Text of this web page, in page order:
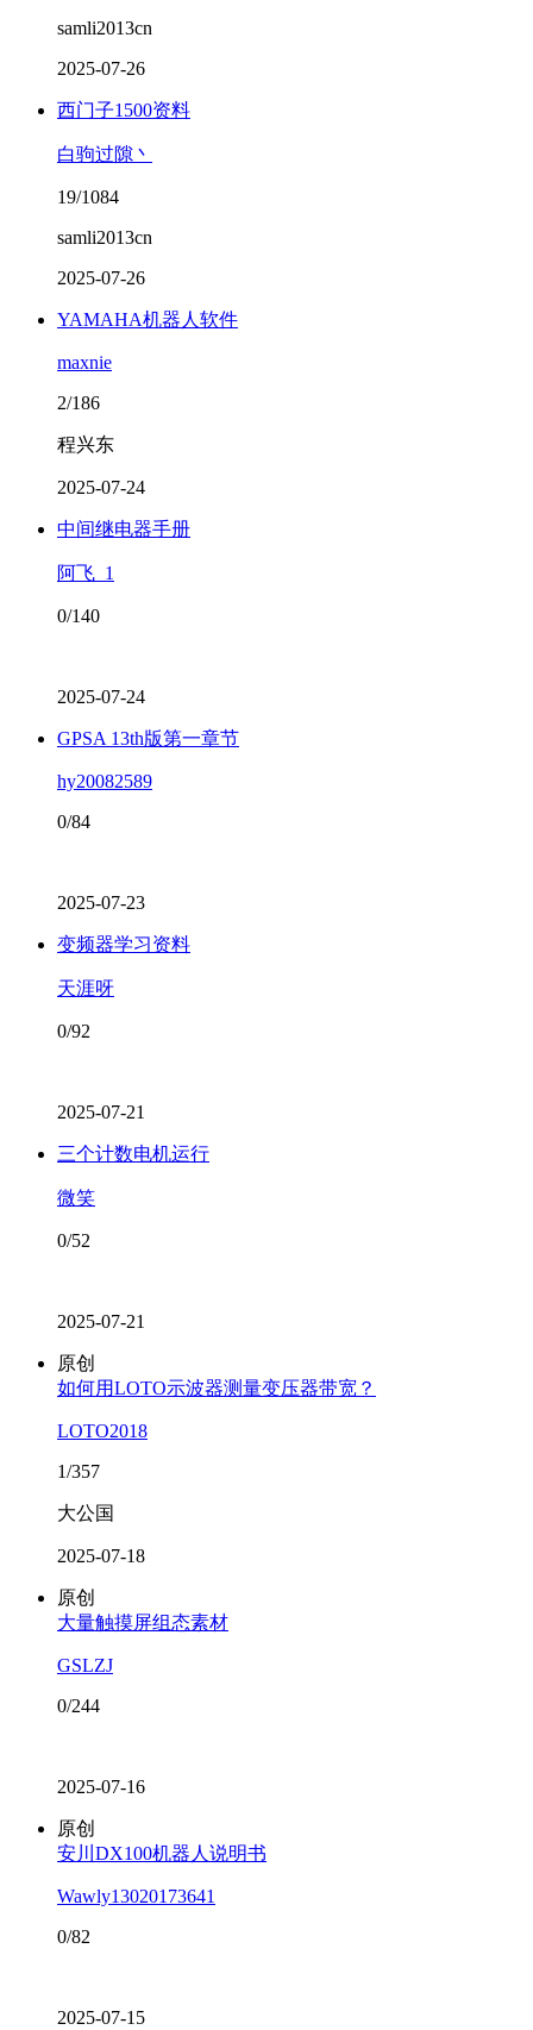
samli2013cn
2025-07-26
西门子1500资料
白驹过隙丶
19/1084
samli2013cn
2025-07-26
YAMAHA机器人软件
maxnie
2/186
程兴东
2025-07-24
中间继电器手册
阿飞_1
0/140
2025-07-24
GPSA 13th版第一章节
hy20082589
0/84
2025-07-23
变频器学习资料
天涯呀
0/92
2025-07-21
三个计数电机运行
微笑
0/52
2025-07-21
原创
如何用LOTO示波器测量变压器带宽？
LOTO2018
1/357
大公国
2025-07-18
原创
大量触摸屏组态素材
GSLZJ
0/244
2025-07-16
原创
安川DX100机器人说明书
Wawly13020173641
0/82
2025-07-15